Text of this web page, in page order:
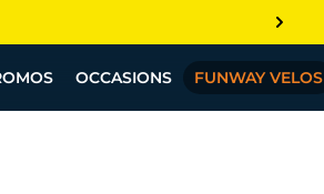
!
OCCASIONS FUNWAY VELOS